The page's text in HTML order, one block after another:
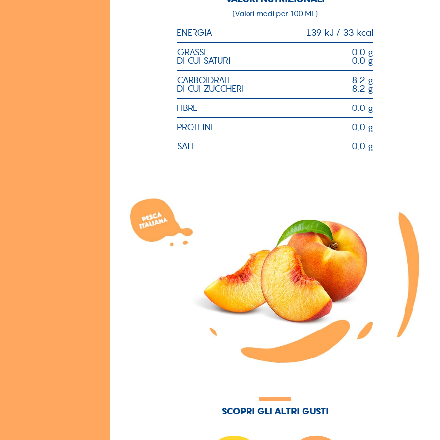
(Valori medi per 100 ML)
ENERGIA
139 kJ / 33 kcal
GRASSI
DI CUI SATURI
0,0 g
0,0 g
CARBOIDRATI
DI CUI ZUCCHERI
8,2 g
8,2 g
FIBRE
0,0 g
PROTEINE
0,0 g
SALE
0,0 g
SCOPRI GLI ALTRI GUSTI